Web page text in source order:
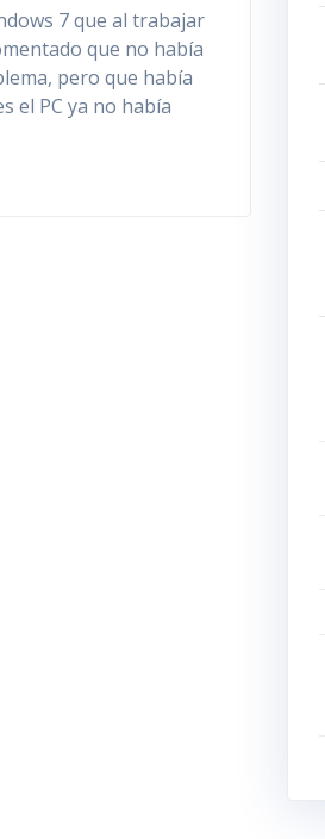
7 que al trabajar
que no había
pero que había
el PC ya no había